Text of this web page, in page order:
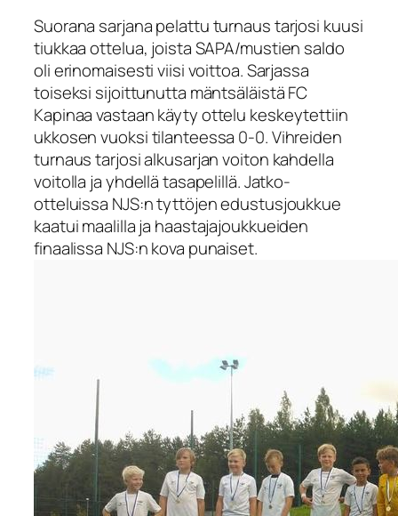
Suorana sarjana pelattu turnaus tarjosi kuusi
tiukkaa ottelua, joista SAPA/mustien saldo
oli erinomaisesti viisi voittoa. Sarjassa
toiseksi sijoittunutta mäntsäläistä FC
Kapinaa vastaan käyty ottelu keskeytettiin
ukkosen vuoksi tilanteessa 0-0. Vihreiden
turnaus tarjosi alkusarjan voiton kahdella
voitolla ja yhdellä tasapelillä. Jatko-
otteluissa NJS:n tyttöjen edustusjoukkue
kaatui maalilla ja haastajajoukkueiden
finaalissa NJS:n kova punaiset.